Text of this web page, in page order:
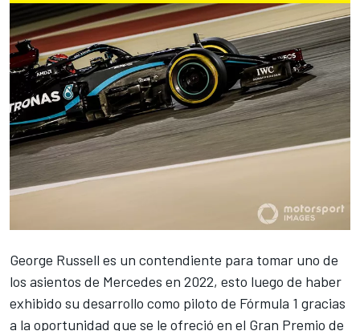
George Russell es un contendiente para tomar uno de
los asientos de Mercedes en 2022, esto luego de haber
exhibido su desarrollo como piloto de Fórmula 1 gracias
a la oportunidad que se le ofreció en el Gran Premio de